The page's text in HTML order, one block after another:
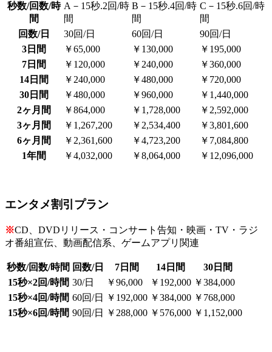
秒数/回数/時
間
A－15秒.2回/時
間
B－15秒.4回/時
間
C－15秒.6回/時
間
回数/日
30回/日 60回/日
90回/日
3日間
￥65,000 ￥130,000
￥195,000
7日間
￥120,000 ￥240,000
￥360,000
14日間
￥240,000 ￥480,000
￥720,000
30日間
￥480,000 ￥960,000
￥1,440,000
2ヶ月間
￥864,000 ￥1,728,000
￥2,592,000
3ヶ月間
￥1,267,200 ￥2,534,400
￥3,801,600
6ヶ月間
￥2,361,600 ￥4,723,200
￥7,084,800
1年間
￥4,032,000 ￥8,064,000 ￥12,096,000
エンタメ割引プラン
※CD、DVDリリース・コンサート告知・映画・TV・ラジ
オ番組宣伝、動画配信系、ゲームアプリ関連
秒数/回数/時間 回数/日 7日間 14日間
30日間
15秒×2回/時間 30/日 ￥96,000 ￥192,000 ￥384,000
15秒×4回/時間 60回/日 ￥192,000 ￥384,000 ￥768,000
15秒×6回/時間 90回/日 ￥288,000 ￥576,000 ￥1,152,000